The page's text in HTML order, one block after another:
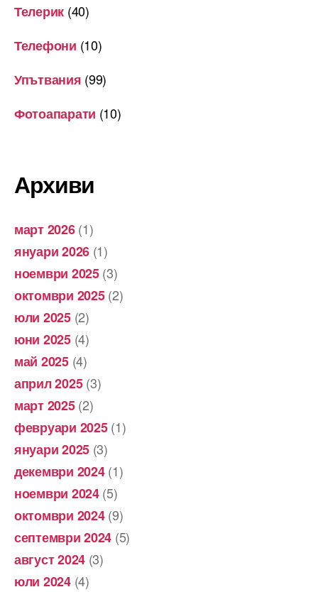
Телерик (40)
Телефони (10)
Упътвания (99)
Фотоапарати (10)
Архиви
март 2026(1)
януари 2026 (1)
ноември 2025(3)
октомври 2025(2)
юли 2025(2)
юни 2025(4)
май 2025(4)
април 2025(3)
март 2025(2)
февруари 2025(1)
януари 2025 (3)
декември 2024(1)
ноември 2024(5)
октомври 2024(9)
септември 2024 (5)
август 2024 (3)
юли 2024(4)